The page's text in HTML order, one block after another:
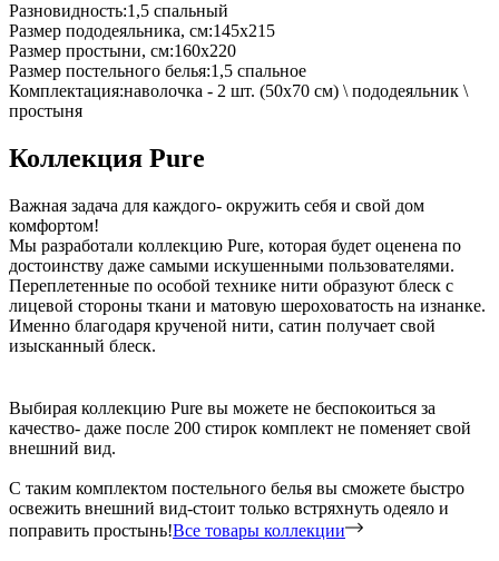
Разновидность:1,5 спальный
Размер пододеяльника, см:145х215
Размер простыни, см:160х220
Размер постельного белья:1,5 спальное
Комплектация:наволочка - 2 шт. (50х70 см) \ пододеяльник \
простыня
Коллекция Pure
Важная задача для каждого- окружить себя и свой дом
комфортом!
Мы разработали коллекцию Pure, которая будет оценена по
достоинству даже самыми искушенными пользователями.
Переплетенные по особой технике нити образуют блеск с
лицевой стороны ткани и матовую шероховатость на изнанке.
Именно благодаря крученой нити, сатин получает свой
изысканный блеск.
Выбирая коллекцию Pure вы можете не беспокоиться за
качество- даже после 200 стирок комплект не поменяет свой
внешний вид.
С таким комплектом постельного белья вы сможете быстро
освежить внешний вид-стоит только встряхнуть одеяло и
поправить простынь!Все товары коллекции